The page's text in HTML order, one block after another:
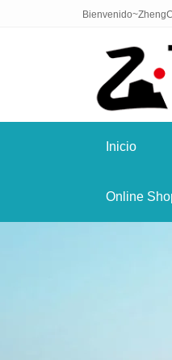
Inicio
Online